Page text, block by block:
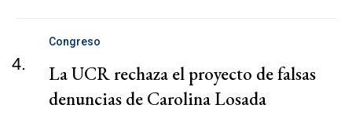
4.
Congreso
La UCR rechaza el proyecto de falsas
denuncias de Carolina Losada